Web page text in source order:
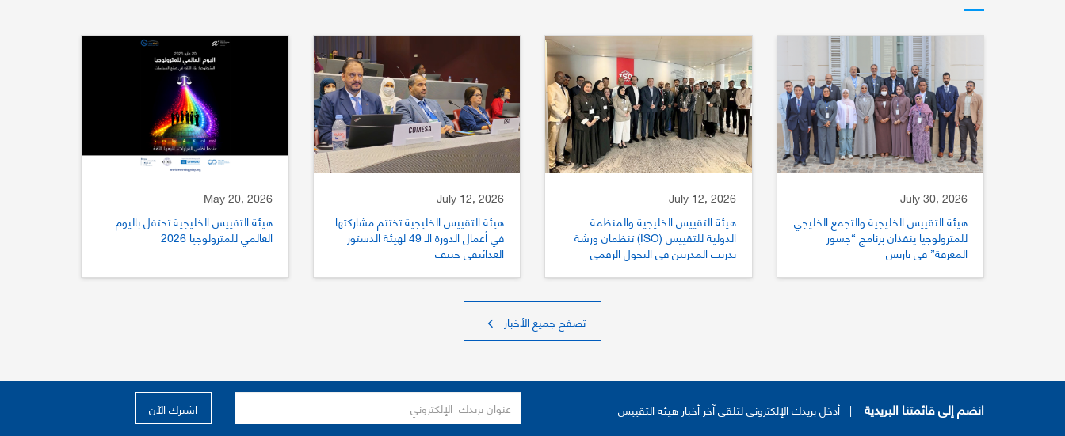
July 30, 2026
هيئة التقييس الخليجية والتجمع الخليجي
للمترولوجيا ينفذان برنامج “جسور
المعرفة” في باريس
July 12, 2026
هيئة التقييس الخليجية والمنظمة
الدولية للتقييس (ISO) تنظمان ورشة
تدريب المدربين في التحول الرقمي
July 12, 2026
هيئة التقييس الخليجية تختتم مشاركتها
في أعمال الدورة الـ 49 لهيئة الدستور
الغذائيفي جنيف
May 20, 2026
هيئة التقييس الخليجية تحتفل باليوم
العالمي للمترولوجيا 2026
تصفح جميع الأخبار
انضم إلى قائمتنا البريدية | أدخل بريدك الإلكتروني لتلقي آخر أخبار هيئة التقييس